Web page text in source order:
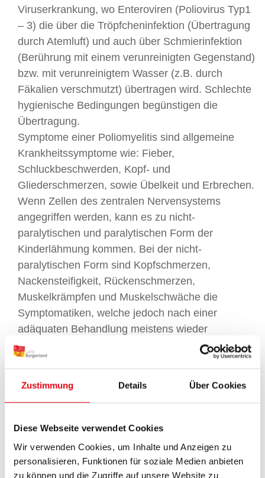
Zustimmung Details Über Cookies
Diese Webseite verwendet Cookies
Wir verwenden Cookies, um Inhalte und Anzeigen zu
personalisieren, Funktionen für soziale Medien anbieten
zu können und die Zugriffe auf unsere Website zu
Viruserkrankung, wo Enteroviren (Poliovirus Typ1
– 3) die über die Tröpfcheninfektion (Übertragung
durch Atemluft) und auch über Schmierinfektion
(Berührung mit einem verunreinigten Gegenstand)
bzw. mit verunreinigtem Wasser (z.B. durch
Fäkalien verschmutzt) übertragen wird. Schlechte
hygienische Bedingungen begünstigen die
Übertragung.
Symptome einer Poliomyelitis sind allgemeine
Krankheitssymptome wie: Fieber,
Schluckbeschwerden, Kopf- und
Gliederschmerzen, sowie Übelkeit und Erbrechen.
Wenn Zellen des zentralen Nervensystems
angegriffen werden, kann es zu nicht-
paralytischen und paralytischen Form der
Kinderlähmung kommen. Bei der nicht-
paralytischen Form sind Kopfschmerzen,
Nackensteifigkeit, Rückenschmerzen,
Muskelkrämpfen und Muskelschwäche die
Symptomatiken, welche jedoch nach einer
adäquaten Behandlung meistens wieder
ausheilen. Die paralytische Poliomyelitis-Form
geht mit einer schlaffen Lähmung einher und
beginnt meist an den Beinen, kann in weiterer
Folge auch auf die Armmuskulatur übergreifen
hervorrufen. Diese Lähmung zieht häufig eine
lebenslangen künstlichen Beatmung nach sich
und kann auch im schlimmsten Fall tödlich enden.
Nach dem Abklingen der Akutphase bleiben häufig